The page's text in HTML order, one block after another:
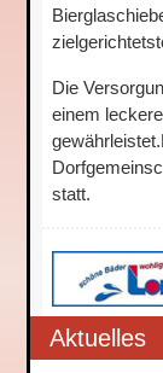
Die
einem
statt.
Aktuelles